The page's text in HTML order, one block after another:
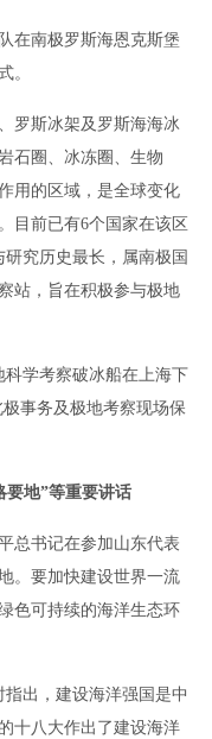
在南极罗斯海恩克斯堡
。
罗斯冰架及罗斯海海冰
石圈、冰冻圈、生物
用的区域，是全球变化
目前已有6个国家在该区
究历史最长，属南极国
站，旨在积极参与极地
科学考察破冰船在上海下
事务及极地考察现场保
要地”等重要讲话
总书记在参加山东代表
。要加快建设世界一流
色可持续的海洋生态环
指出，建设海洋强国是中
十八大作出了建设海洋